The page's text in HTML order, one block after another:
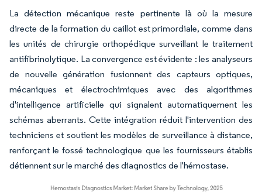
La détection mécanique reste pertinente là où la mesure
directe de la formation du caillot est primordiale, comme dans
les unités de chirurgie orthopédique surveillant le traitement
antifibrinolytique. La convergence est évidente : les analyseurs
de nouvelle génération fusionnent des capteurs optiques,
mécaniques et électrochimiques avec des algorithmes
d'intelligence artificielle qui signalent automatiquement les
schémas aberrants. Cette intégration réduit l'intervention des
techniciens et soutient les modèles de surveillance à distance,
renforçant le fossé technologique que les fournisseurs établis
détiennent sur le marché des diagnostics de l'hémostase.